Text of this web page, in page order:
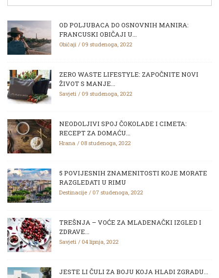
OD POLJUBACA DO OSNOVNIH MANIRA:
FRANCUSKI OBIČAJI U...
Običaji 09 studenoga, 2022
ZERO WASTE LIFESTYLE: ZAPOČNITE NOVI
ŽIVOT S MANJE...
Savjeti 09 studenoga, 2022
NEODOLJIVI SPOJ ČOKOLADE I CIMETA:
RECEPT ZA DOMAĆU...
Hrana 08 studenoga, 2022
5 POVIJESNIH ZNAMENITOSTI KOJE MORATE
RAZGLEDATI U RIMU
Destinacije 07 studenoga, 2022
TREŠNJA – VOĆE ZA MLADENAČKI IZGLED I
ZDRAVE...
Savjeti 04 lipnja, 2022
JESTE LI ČULI ZA BOJU KOJA HLADI ZGRADU...